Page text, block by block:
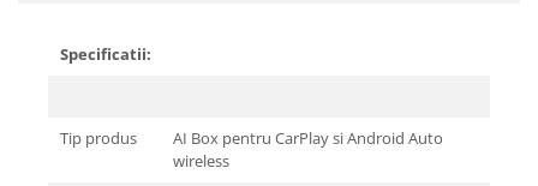
Specificatii:
Tip produs
AI Box pentru CarPlay si Android Auto
wireless